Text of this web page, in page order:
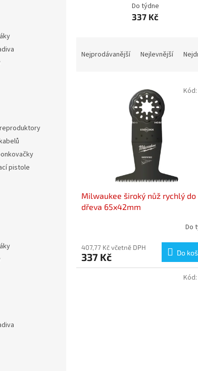
pistole
Do týdne
337 Kč
Nejprodávanější Nejlevnější
Milwaukee široký nůž rychlý do
dřeva 65x42mm
Do
407,77 Kč včetně DPH
337 Kč Do
Kód:
Kód: